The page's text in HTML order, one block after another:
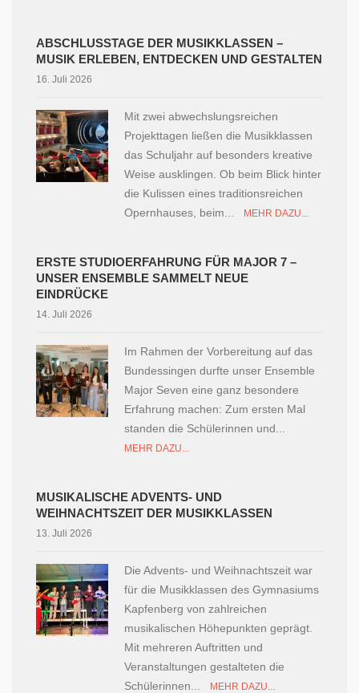
ABSCHLUSSTAGE DER MUSIKKLASSEN –
MUSIK ERLEBEN, ENTDECKEN UND GESTALTEN
16. Juli 2026
Mit zwei abwechslungsreichen
Projekttagen ließen die Musikklassen
das Schuljahr auf besonders kreative
Weise ausklingen. Ob beim Blick hinter
die Kulissen eines traditionsreichen
Opernhauses, beim...
MEHR DAZU...
ERSTE STUDIOERFAHRUNG FÜR MAJOR 7 –
UNSER ENSEMBLE SAMMELT NEUE
EINDRÜCKE
14. Juli 2026
Im Rahmen der Vorbereitung auf das
Bundessingen durfte unser Ensemble
Major Seven eine ganz besondere
Erfahrung machen: Zum ersten Mal
standen die Schülerinnen und...
MEHR DAZU...
MUSIKALISCHE ADVENTS- UND
WEIHNACHTSZEIT DER MUSIKKLASSEN
13. Juli 2026
Die Advents- und Weihnachtszeit war
für die Musikklassen des Gymnasiums
Kapfenberg von zahlreichen
musikalischen Höhepunkten geprägt.
Mit mehreren Auftritten und
Veranstaltungen gestalteten die
Schülerinnen...
MEHR DAZU...